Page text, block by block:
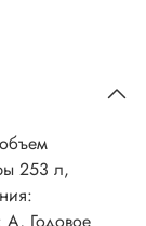
253 л,